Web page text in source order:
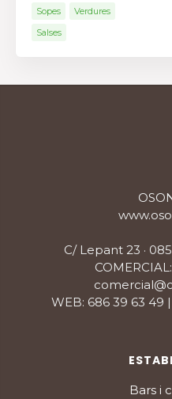
Sopes
Verdures
Salses
C/ Lepant 23 ·
WEB: 686 39 63 49
Bars i